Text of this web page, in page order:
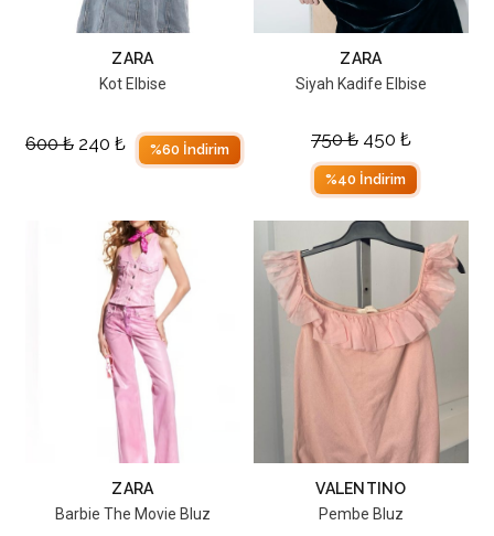
ZARA
Kot Elbise
600₺ 240 ₺ %60 İndirim
ZARA
Siyah Kadife Elbise
750₺ 450 ₺
%40 İndirim
ZARA
Barbie The Movie Bluz
VALENTINO
Pembe Bluz